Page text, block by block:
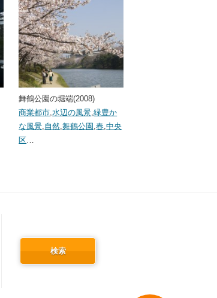
舞鶴公園の堀端(2008)
商業都市 ,水辺の風景 ,緑豊か
な風景 自然 ,舞鶴公園 ,春 ,中央
区
検索